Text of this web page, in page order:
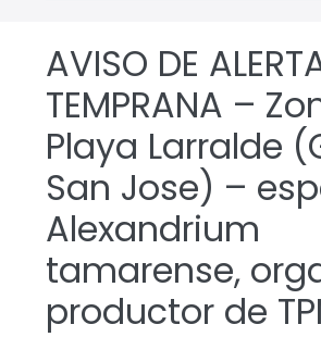
AVISO DE
TEMPRANA –
Playa Larralde
San Jose) –
Alexandrium
tamarense,
productor de